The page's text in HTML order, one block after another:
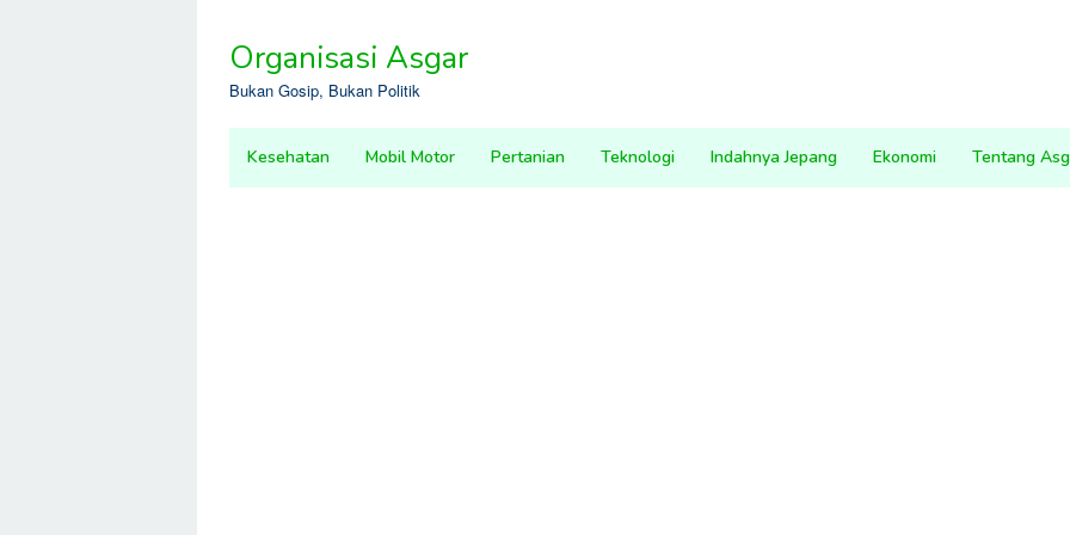
contentOrganisasi Asgar
Bukan Gosip, Bukan Politik
Kesehatan Mobil Motor Pertanian Teknologi Indahnya Jepang Ekonomi Tentang